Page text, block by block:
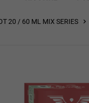
20 / 60 ML MIX SERIES chevron_right